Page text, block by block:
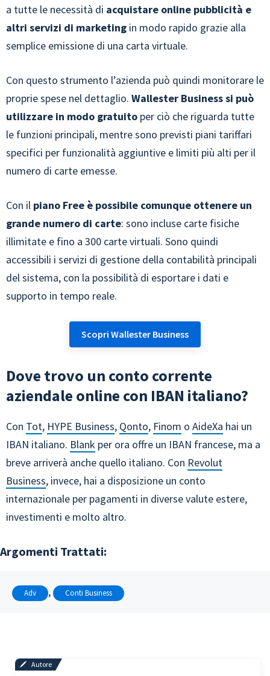
a tutte le necessità di acquistare online pubblicità e
altri servizi di marketing in modo rapido grazie alla
semplice emissione di una carta virtuale.
Con questo strumento l’azienda può quindi monitorare le
proprie spese nel dettaglio. Wallester Business si può
utilizzare in modo gratuito per ciò che riguarda tutte
le funzioni principali, mentre sono previsti piani tariffari
specifici per funzionalità aggiuntive e limiti più alti per il
numero di carte emesse.
Con il piano Free è possibile comunque ottenere un
grande numero di carte: sono incluse carte fisiche
illimitate e fino a 300 carte virtuali. Sono quindi
accessibili i servizi di gestione della contabilità principali
del sistema, con la possibilità di esportare i dati e
supporto in tempo reale.
Scopri Wallester Business
Dove trovo un conto corrente
aziendale online con IBAN italiano?
Con Tot, HYPE Business, Qonto, Finom o AideXa hai un
IBAN italiano. Blank per ora offre un IBAN francese, ma a
breve arriverà anche quello italiano. Con Revolut
Business, invece, hai a disposizione un conto
internazionale per pagamenti in diverse valute estere,
investimenti e molto altro.
Argomenti Trattati:
Adv , Conti Business
Autore